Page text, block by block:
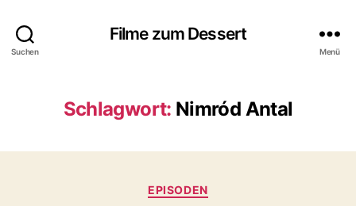
Suchen
Filme zum Dessert
Menü
Schlagwort: Nimród Antal
Kategorien
EPISODEN